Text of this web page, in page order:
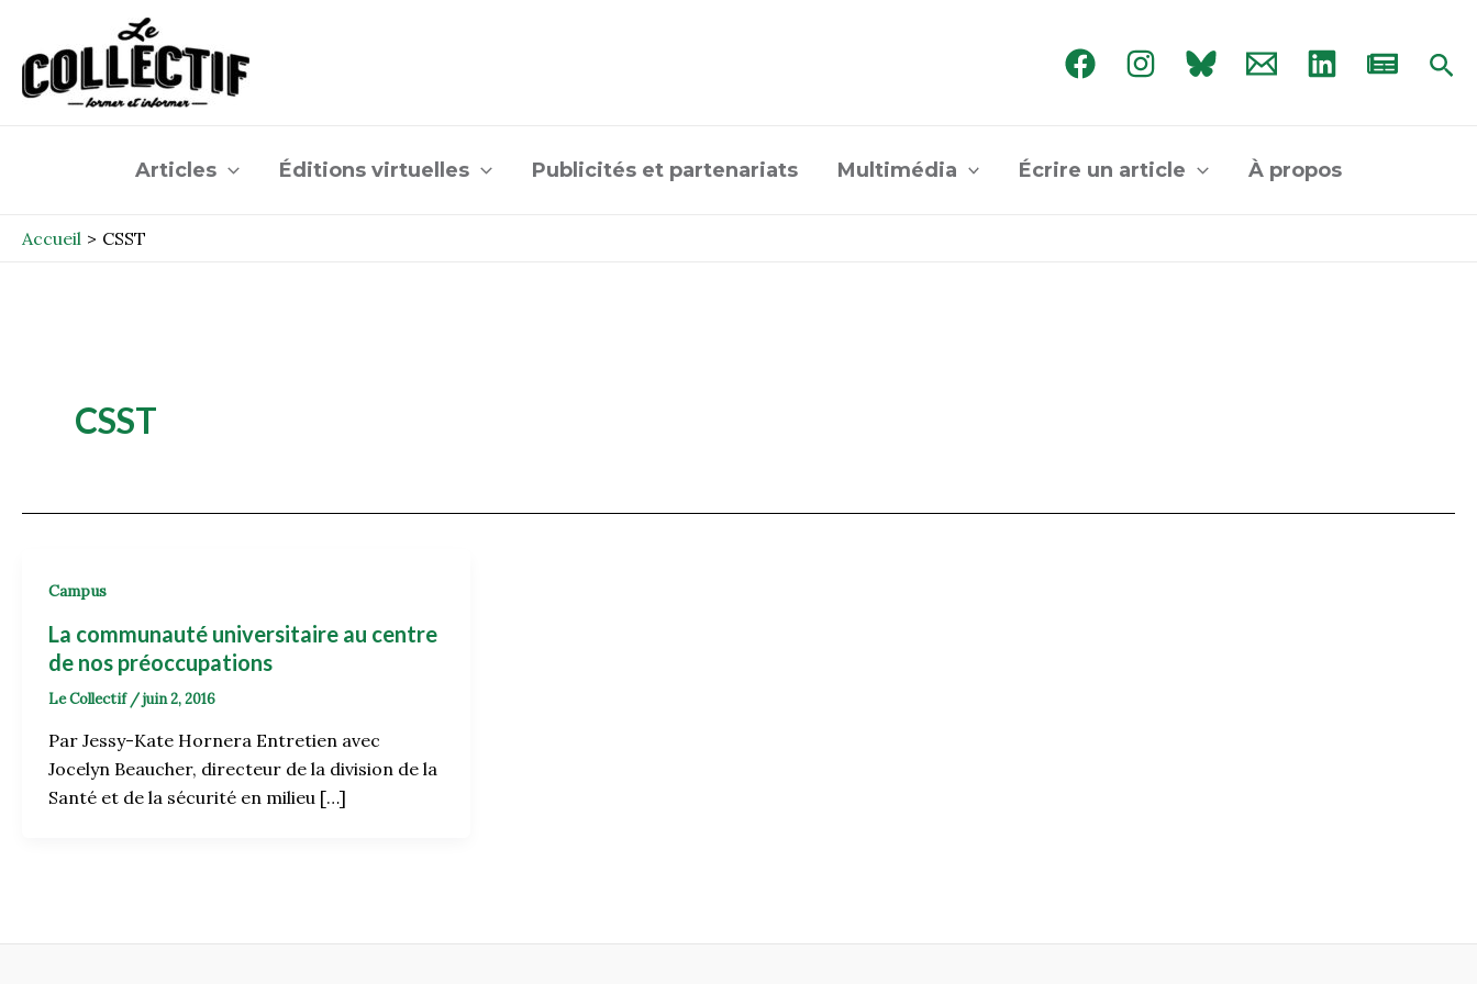
contenu
Articles Éditions virtuelles Publicités et partenariats Multimédia Écrire un article À propos
Accueil CSST
CSST
Campus
La communauté universitaire au centre
de nos préoccupations
Le Collectif /juin 2, 2016
Par Jessy-Kate Hornera Entretien avec
Jocelyn Beaucher, directeur de la division de la
Santé et de la sécurité en milieu […]